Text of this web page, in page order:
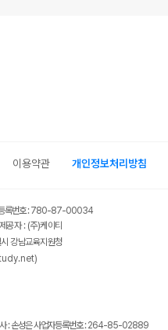
이용약관 개인정보처리방침
등록번호 : 780-87-00034
공자 : (주)케이티
강남교육지원청
사 : 손성은 사업자등록번호 : 264-85-02889